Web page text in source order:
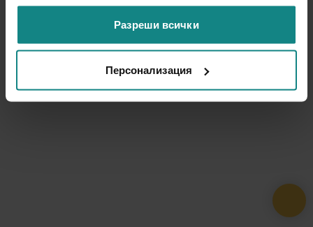
ползването от Ваша страна на услугите им.
Разреши всички
Персонализация